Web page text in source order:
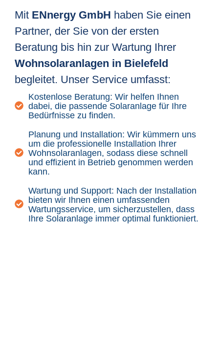
Mit ENnergy GmbH haben Sie einen
Partner, der Sie von der ersten
Beratung bis hin zur Wartung Ihrer
Wohnsolaranlagen in Bielefeld
begleitet. Unser Service umfasst:
Kostenlose Beratung: Wir helfen Ihnen
dabei, die passende Solaranlage für Ihre
Bedürfnisse zu finden.
Planung und Installation: Wir kümmern uns
um die professionelle Installation Ihrer
Wohnsolaranlagen, sodass diese schnell
und effizient in Betrieb genommen werden
kann.
Wartung und Support: Nach der Installation
bieten wir Ihnen einen umfassenden
Wartungsservice, um sicherzustellen, dass
Ihre Solaranlage immer optimal funktioniert.